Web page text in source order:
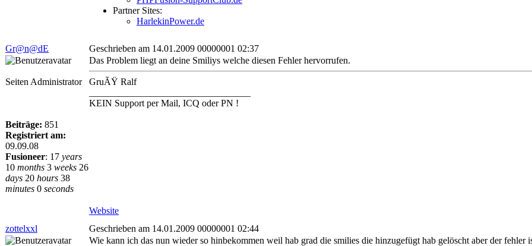
Partner Sites:
HarlekinPower.de
Gr@n@dE Geschrieben am 14.01.2009 00000001 02:37
Seiten Administrator
Beiträge: 851
Registriert am:
09.09.08
Fusioneer: 17 years
10 months 3 weeks 26
days 20 hours 38
minutes 0 seconds
Das Problem liegt an deine Smiliys welche diesen Fehler hervorrufen.
GruÃŸ Ralf
KEIN Support per Mail, ICQ oder PN !
Website
zottelxxl
Geschrieben am 14.01.2009 00000001 02:44
Wie kann ich das nun wieder so hinbekommen weil hab grad die smilies die hinzugefügt hab gelöscht aber der fehler